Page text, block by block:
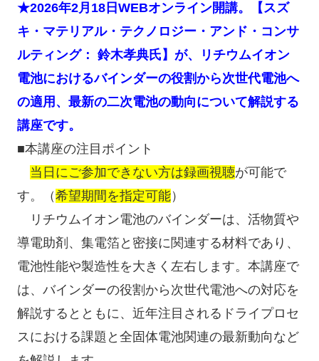
★2026年2月18日WEBオンライン開講。【スズ
キ・マテリアル・テクノロジー・アンド・コンサ
ルティング： 鈴木孝典氏】が、リチウムイオン
電池におけるバインダーの役割から次世代電池へ
の適用、最新の二次電池の動向について解説する
講座です。
■本講座の注目ポイント
当日にご参加できない方は録画視聴が可能で
す。（希望期間を指定可能）
リチウムイオン電池のバインダーは、活物質や
導電助剤、集電箔と密接に関連する材料であり、
電池性能や製造性を大きく左右します。本講座で
は、バインダーの役割から次世代電池への対応を
解説するとともに、近年注目されるドライプロセ
スにおける課題と全固体電池関連の最新動向など